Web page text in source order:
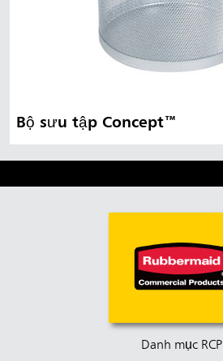
Bộ sưu tập Concept™
Danh mục RCP